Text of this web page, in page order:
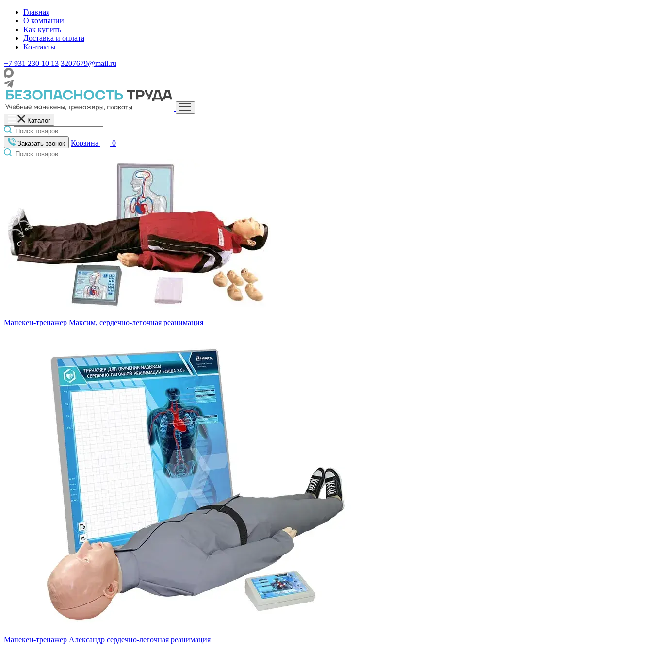
Главная
О компании
Как купить
Доставка и оплата
Контакты
+7 931 230 10 13 3207679@mail.ru
Каталог
Заказать звонок Корзина 0
Манекен-тренажер Максим, сердечно-легочная реанимация
Манекен-тренажер Александр сердечно-легочная реанимация